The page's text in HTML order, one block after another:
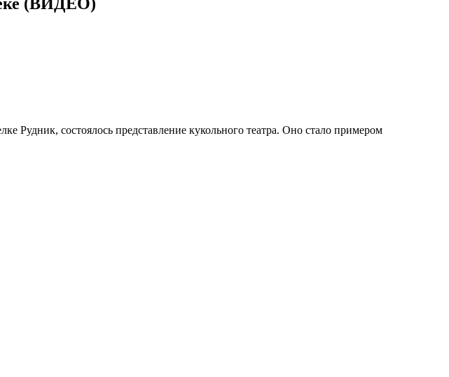
Рудник, состоялось представление кукольного театра. Оно стало примером